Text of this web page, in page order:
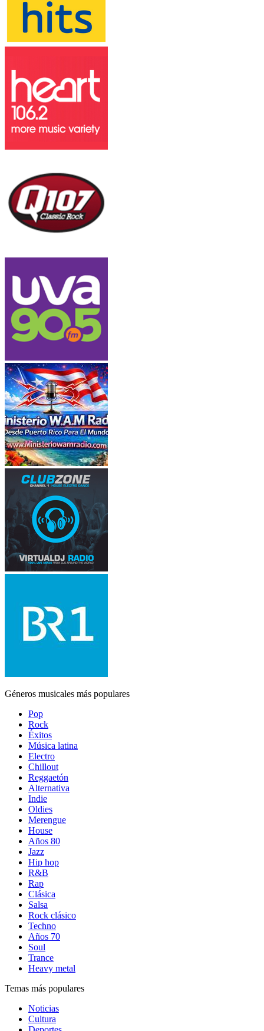
Géneros musicales más populares
Pop
Rock
Éxitos
Música latina
Electro
Chillout
Reggaetón
Alternativa
Indie
Oldies
Merengue
House
Años 80
Jazz
Hip hop
R&B
Rap
Clásica
Salsa
Rock clásico
Techno
Años 70
Soul
Trance
Heavy metal
Temas más populares
Noticias
Cultura